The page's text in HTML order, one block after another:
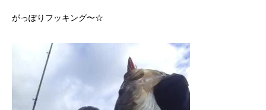
がっぽりフッキング〜☆